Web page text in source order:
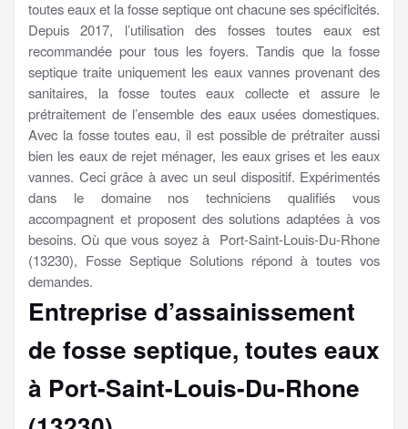
toutes eaux et la fosse septique ont chacune ses spécificités.
Depuis 2017, l’utilisation des fosses toutes eaux est
recommandée pour tous les foyers. Tandis que la fosse
septique traite uniquement les eaux vannes provenant des
sanitaires, la fosse toutes eaux collecte et assure le
prétraitement de l’ensemble des eaux usées domestiques.
Avec la fosse toutes eau, il est possible de prétraiter aussi
bien les eaux de rejet ménager, les eaux grises et les eaux
vannes. Ceci grâce à avec un seul dispositif. Expérimentés
dans le domaine nos techniciens qualifiés vous
accompagnent et proposent des solutions adaptées à vos
besoins. Où que vous soyez à Port-Saint-Louis-Du-Rhone
(13230), Fosse Septique Solutions répond à toutes vos
demandes.
Entreprise d’assainissement
de fosse septique, toutes eaux
à Port-Saint-Louis-Du-Rhone